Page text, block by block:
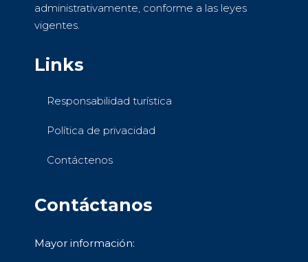
administrativamente, conforme a las leyes
vigentes.
Links
Responsabilidad turística
Política de privacidad
Contáctenos
Contáctanos
Mayor información: